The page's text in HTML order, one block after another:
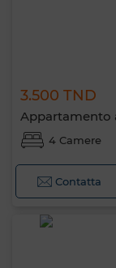
3.500 TND
Appartamento
4 Camere
Contatta